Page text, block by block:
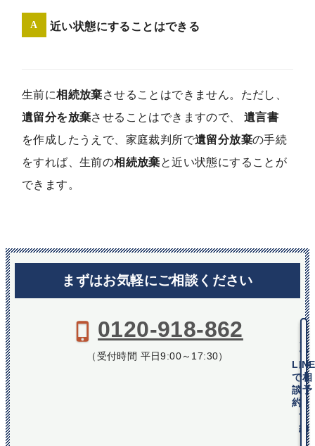
近い状態にすることはできる
生前に相続放棄させることはできません。ただし、
遺留分を放棄させることはできますので、
遺言書
を作成したうえで、家庭裁判所で遺留分放棄の手続
をすれば、生前の相続放棄と近い状態にすることが
できます。
まずはお気軽にご相談ください
0120-918-862
（受付時間 平日9:00～17:30）
メ
ー
ル
で
相
談
予
約
LINE
で相
談予
約